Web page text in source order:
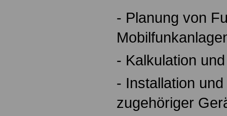
- Planung von
- Kalkulation
- Installation
zugehöriger